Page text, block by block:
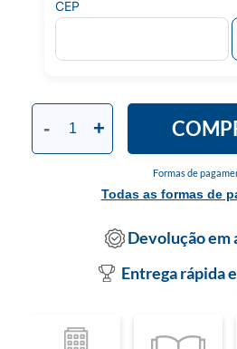
Formas de
Todas as formas de
- +
CEP
Devolução em
Entrega rápida